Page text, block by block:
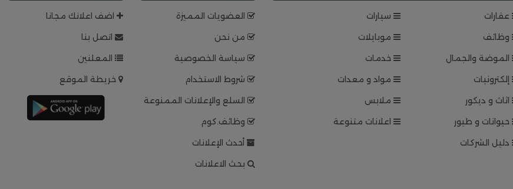
عقارات
سيارات
وظائف
موبايلات
الموضة والجمال
خدمات
إلكترونيات
مواد و معدات
اثاث و ديكور
ملابس
حيوانات و طيور
اعلانات متنوعة
دليل الشركات
العضويات المميزة
من نحن
سياسة الخصوصية
شروط الاستخدام
السلع والإعلانات الممنوعة
وظائف.كوم
أحدث الإعلانات
بحث الاعلانات
اضف اعلانك مجانا
اتصل بنا
المعلنين
خريطة الموقع